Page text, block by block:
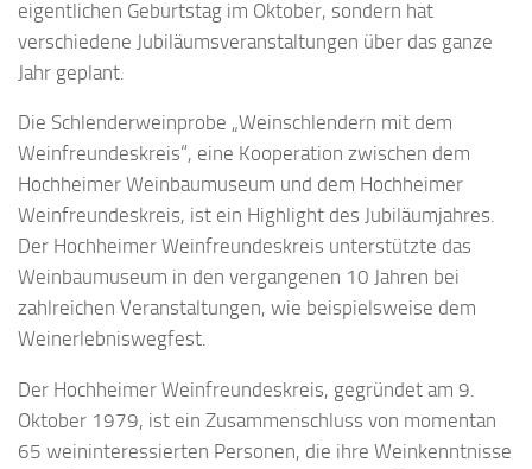
eigentlichen Geburtstag im Oktober, sondern hat
verschiedene Jubiläumsveranstaltungen über das ganze
Jahr geplant.
Die Schlenderweinprobe „Weinschlendern mit dem
Weinfreundeskreis“, eine Kooperation zwischen dem
Hochheimer Weinbaumuseum und dem Hochheimer
Weinfreundeskreis, ist ein Highlight des Jubiläumjahres.
Der Hochheimer Weinfreundeskreis unterstützte das
Weinbaumuseum in den vergangenen 10 Jahren bei
zahlreichen Veranstaltungen, wie beispielsweise dem
Weinerlebniswegfest.
Der Hochheimer Weinfreundeskreis, gegründet am 9.
Oktober 1979, ist ein Zusammenschluss von momentan
65 weininteressierten Personen, die ihre Weinkenntnisse